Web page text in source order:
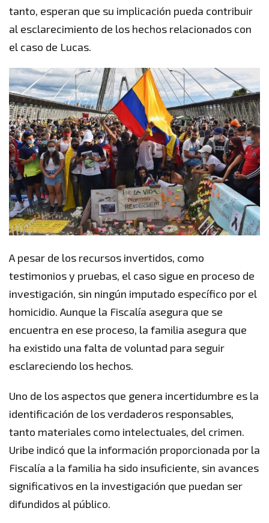
tanto, esperan que su implicación pueda contribuir
al esclarecimiento de los hechos relacionados con
el caso de Lucas.
A pesar de los recursos invertidos, como
testimonios y pruebas, el caso sigue en proceso de
investigación, sin ningún imputado específico por el
homicidio. Aunque la Fiscalía asegura que se
encuentra en ese proceso, la familia asegura que
ha existido una falta de voluntad para seguir
esclareciendo los hechos.
Uno de los aspectos que genera incertidumbre es la
identificación de los verdaderos responsables,
tanto materiales como intelectuales, del crimen.
Uribe indicó que la información proporcionada por la
Fiscalía a la familia ha sido insuficiente, sin avances
significativos en la investigación que puedan ser
difundidos al público.